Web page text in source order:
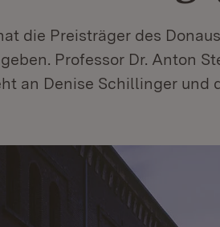
die Preisträger des
Professor Dr. Anton
an Denise Schillinger und